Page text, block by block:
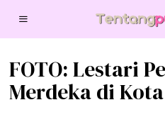
FOTO: Lestari
Merdeka di